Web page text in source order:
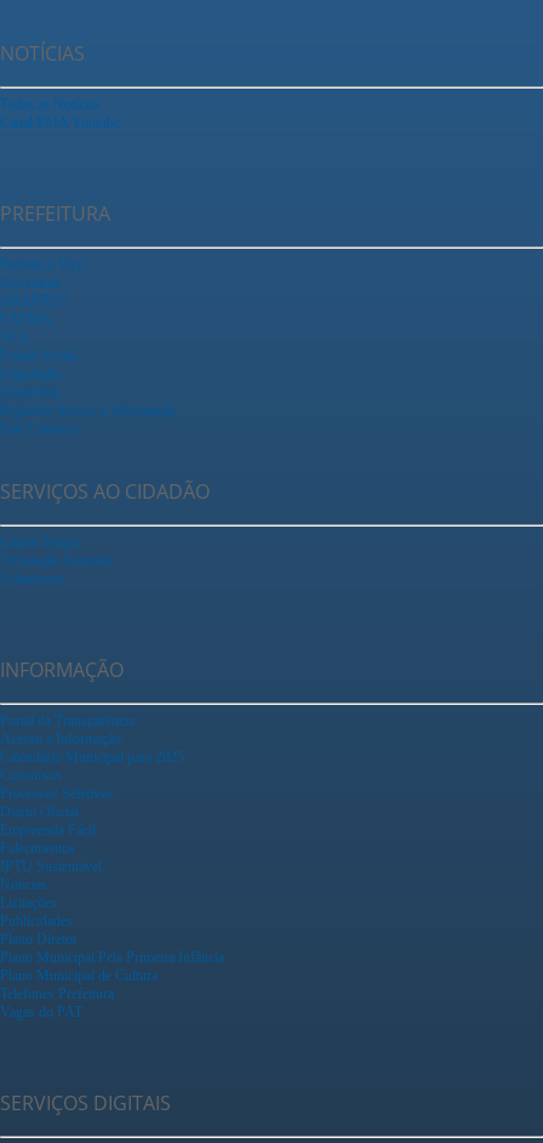
NOTÍCIAS
Todas as Notícias
Canal PMA Youtube
PREFEITURA
Prefeito e Vice
Secretarias
ARAPREV
SAEMA
TCA
Fundo Social
Legislação
Ouvidoria
Registrar Acesso a Informação
Fale Conosco
SERVIÇOS AO CIDADÃO
Ganha Tempo
Tributação Fazenda
Urbanismo
INFORMAÇÃO
Portal da Transparência
Acesso a Informação
Calendário Municipal para 2025
Concursos
Processos Seletivos
Diário Oficial
Empreenda Fácil
Falecimentos
IPTU Sustentável
Notícias
Licitações
Publicidades
Plano Diretor
Plano Municipal Pela Primeira Infância
Plano Municipal de Cultura
Telefones Prefeitura
Vagas do PAT
SERVIÇOS DIGITAIS